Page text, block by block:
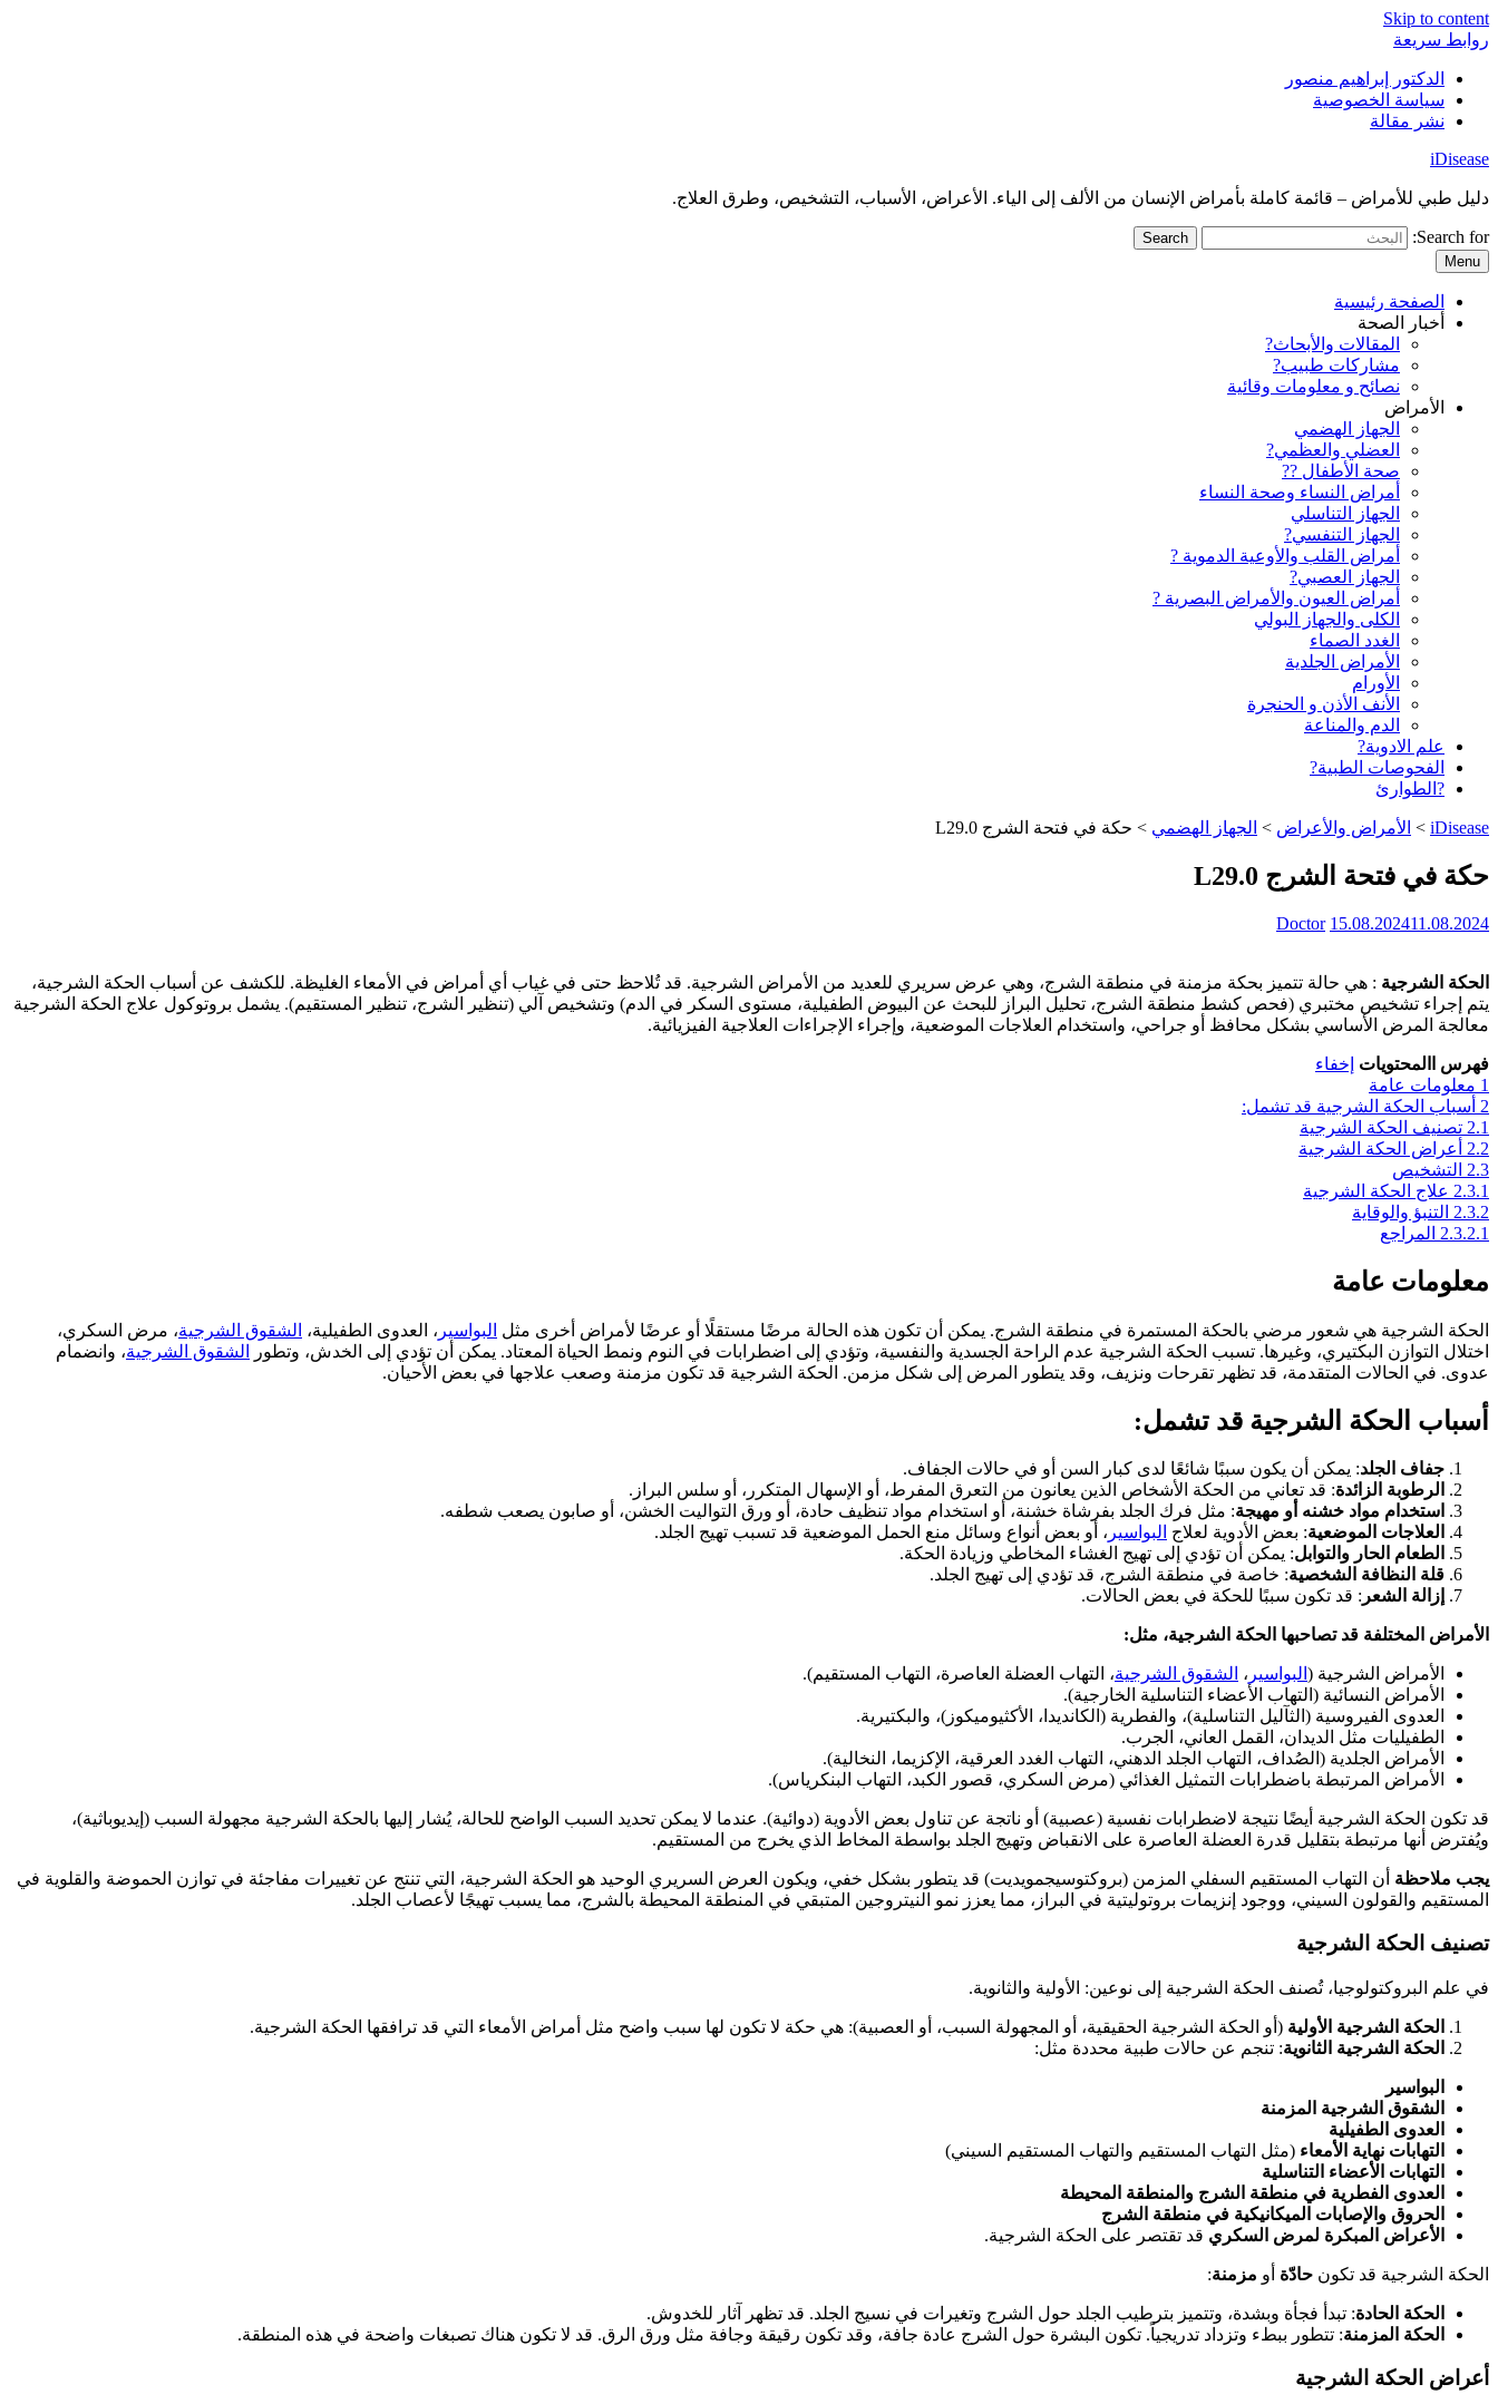
Skip to content
روابط سريعة
الدكتور إبراهيم منصور
سياسة الخصوصية
نشر مقالة
iDisease
دليل طبي للأمراض – قائمة كاملة بأمراض الإنسان من الألف إلى الياء. الأعراض، الأسباب، التشخيص، وطرق العلاج.
Search for:
Menu
الصفحة رئيسية
أخبار الصحة
المقالات والأبحاث?
مشاركات طبيب?
نصائح و معلومات وقائية
الأمراض
الجهاز الهضمي
العضلي والعظمي?
صحة الأطفال ??
أمراض النساء وصحة النساء
الجهاز التناسلي
الجهاز التنفسي?
أمراض القلب والأوعية الدموية ?
الجهاز العصبي?
أمراض العيون والأمراض البصرية ?️
الكلى والجهاز البولي
الغدد الصماء
الأمراض الجلدية
الأورام
الأنف الأذن و الحنجرة
الدم والمناعة
علم الادوية?
الفحوصات الطبية?
?الطوارئ
iDisease
> الأمراض والأعراض > الجهاز الهضمي > حكة في فتحة الشرج L29.0
حكة في فتحة الشرج L29.0
15.08.202411.08.2024
Doctor
الحكة الشرجية : هي حالة تتميز بحكة مزمنة في منطقة الشرج، وهي عرض سريري للعديد من الأمراض الشرجية. قد تُلاحظ حتى في غياب أي أمراض في الأمعاء الغليظة. للكشف عن أسباب الحكة الشرجية،
يتم إجراء تشخيص مختبري (فحص كشط منطقة الشرج، تحليل البراز للبحث عن البيوض الطفيلية، مستوى السكر في الدم) وتشخيص آلي (تنظير الشرج، تنظير المستقيم). يشمل بروتوكول علاج الحكة الشرجية
معالجة المرض الأساسي بشكل محافظ أو جراحي، واستخدام العلاجات الموضعية، وإجراء الإجراءات العلاجية الفيزيائية.
فهرس االمحتويات إخفاء
1 معلومات عامة
2 أسباب الحكة الشرجية قد تشمل:
2.1 تصنيف الحكة الشرجية
2.2
أعراض الحكة الشرجية
2.3 التشخيص
2.3.1 علاج الحكة الشرجية
2.3.2 التنبؤ والوقاية
2.3.2.1 المراجع
معلومات عامة
الحكة الشرجية هي شعور مرضي بالحكة المستمرة في منطقة الشرج. يمكن أن تكون هذه الحالة مرضًا مستقلًا أو عرضًا لأمراض أخرى مثل البواسير ، العدوى الطفيلية، الشقوق الشرجية، مرض السكري،
اختلال التوازن البكتيري، وغيرها. تسبب الحكة الشرجية عدم الراحة الجسدية والنفسية، وتؤدي إلى اضطرابات في النوم ونمط الحياة المعتاد. يمكن أن تؤدي إلى الخدش، وتطور
الشقوق الشرجية، وانضمام
عدوى. في الحالات المتقدمة، قد تظهر تقرحات ونزيف، وقد يتطور المرض إلى شكل مزمن. الحكة الشرجية قد تكون مزمنة وصعب علاجها في بعض الأحيان.
أسباب الحكة الشرجية قد تشمل:
جفاف الجلد: يمكن أن يكون سببًا شائعًا لدى كبار السن أو في حالات الجفاف.
الرطوبة الزائدة: قد تعاني من الحكة الأشخاص الذين يعانون من التعرق المفرط، أو الإسهال المتكرر، أو سلس البراز.
استخدام مواد خشنه أو مهيجة: مثل فرك الجلد بفرشاة خشنة، أو استخدام مواد تنظيف حادة، أو ورق التواليت الخشن، أو صابون يصعب شطفه.
العلاجات الموضعية: بعض الأدوية لعلاج البواسير ، أو بعض أنواع وسائل منع الحمل الموضعية قد تسبب تهيج الجلد.
الطعام الحار والتوابل: يمكن أن تؤدي إلى تهيج الغشاء المخاطي وزيادة الحكة.
قلة النظافة الشخصية: خاصة في منطقة الشرج، قد تؤدي إلى تهيج الجلد.
إزالة الشعر : قد تكون سببًا للحكة في بعض الحالات.
الأمراض المختلفة قد تصاحبها الحكة الشرجية، مثل:
الأمراض الشرجية ( البواسير ، الشقوق الشرجية، التهاب العضلة العاصرة، التهاب المستقيم).
الأمراض النسائية (التهاب الأعضاء التناسلية الخارجية).
العدوى الفيروسية (الثآليل التناسلية)، والفطرية (الكانديدا، الأكثيوميكوز)، والبكتيرية.
الطفيليات مثل الديدان، القمل العاني، الجرب.
الأمراض الجلدية (الصُداف، التهاب الجلد الدهني، التهاب الغدد العرقية، الإكزيما، النخالية).
الأمراض المرتبطة باضطرابات التمثيل الغذائي (مرض السكري، قصور الكبد، التهاب البنكرياس).
قد تكون الحكة الشرجية أيضًا نتيجة لاضطرابات نفسية (عصبية) أو ناتجة عن تناول بعض الأدوية (دوائية). عندما لا يمكن تحديد السبب الواضح للحالة، يُشار إليها بالحكة الشرجية مجهولة السبب (إيديوباثية)،
ويُفترض أنها مرتبطة بتقليل قدرة العضلة العاصرة على الانقباض وتهيج الجلد بواسطة المخاط الذي يخرج من المستقيم.
يجب ملاحظة أن التهاب المستقيم السفلي المزمن (بروكتوسيجمويديت) قد يتطور بشكل خفي، ويكون العرض السريري الوحيد هو الحكة الشرجية، التي تنتج عن تغييرات مفاجئة في توازن الحموضة والقلوية في
المستقيم والقولون السيني، ووجود إنزيمات بروتوليتية في البراز، مما يعزز نمو النيتروجين المتبقي في المنطقة المحيطة بالشرج، مما يسبب تهيجًا لأعصاب الجلد.
تصنيف الحكة الشرجية
في علم البروكتولوجيا، تُصنف الحكة الشرجية إلى نوعين: الأولية والثانوية.
الحكة الشرجية الأولية (أو الحكة الشرجية الحقيقية، أو المجهولة السبب، أو العصبية): هي حكة لا تكون لها سبب واضح مثل أمراض الأمعاء التي قد ترافقها الحكة الشرجية.
الحكة الشرجية الثانوية: تنجم عن حالات طبية محددة مثل:
البواسير
الشقوق الشرجية المزمنة
العدوى الطفيلية
التهابات نهاية الأمعاء (مثل التهاب المستقيم والتهاب المستقيم السيني)
التهابات الأعضاء التناسلية
العدوى الفطرية في منطقة الشرج والمنطقة المحيطة
الحروق والإصابات الميكانيكية في منطقة الشرج
الأعراض المبكرة لمرض السكري قد تقتصر على الحكة الشرجية.
الحكة الشرجية قد تكون حادّة أو مزمنة:
الحكة الحادة: تبدأ فجأة وبشدة، وتتميز بترطيب الجلد حول الشرج وتغيرات في نسيج الجلد. قد تظهر آثار للخدوش.
الحكة المزمنة: تتطور ببطء وتزداد تدريجياً. تكون البشرة حول الشرج عادة جافة، وقد تكون رقيقة وجافة مثل ورق الرق. قد لا تكون هناك تصبغات واضحة في هذه المنطقة.
أعراض الحكة الشرجية